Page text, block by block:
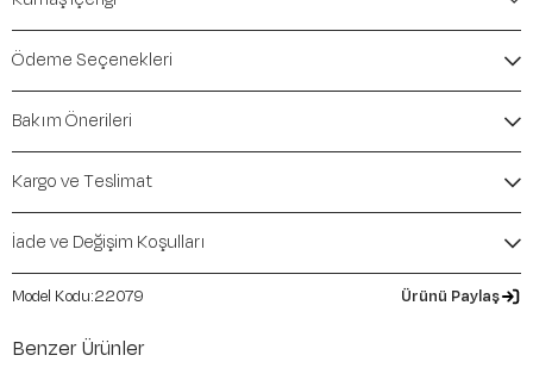
Marka:Maraton
Renk:Turkuaz
Kalıp / Form:
Mevsim:İlkbahar-Yaz
Ödeme Seçenekleri
Bakım Önerileri
Kargo ve Teslimat
İade ve Değişim Koşulları
22079 Ürünü Paylaş
Benzer Ürünler